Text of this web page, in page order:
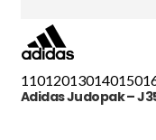
110120130140150
Adidas Judopak –